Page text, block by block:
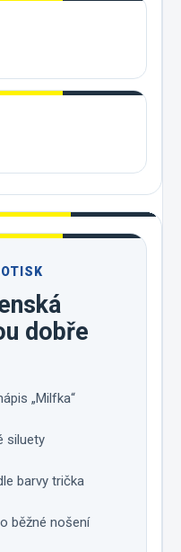
dobře
„Milfka“
siluety
barvy trička
běžné nošení